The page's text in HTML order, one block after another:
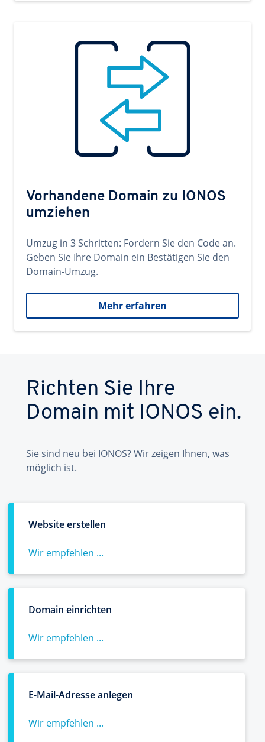
Vorhandene Domain zu IONOS
umziehen
Umzug in 3 Schritten: Fordern Sie den Code an.
Geben Sie Ihre Domain ein Bestätigen Sie den
Domain-Umzug.
Mehr erfahren
Richten Sie Ihre
Domain mit IONOS ein.
Sie sind neu bei IONOS? Wir zeigen Ihnen, was
möglich ist.
Website erstellen
Wir empfehlen ...
Domain einrichten
Wir empfehlen ...
E-Mail-Adresse anlegen
Wir empfehlen ...